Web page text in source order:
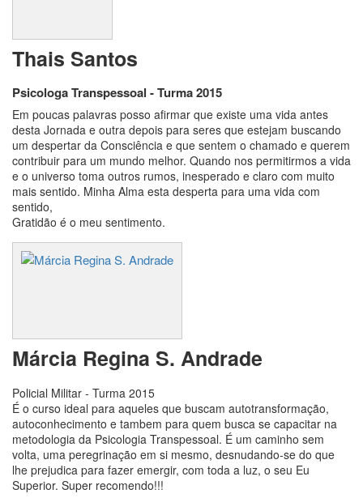
Thais Santos
Psicologa Transpessoal - Turma 2015
Em poucas palavras posso afirmar que existe uma vida antes
desta Jornada e outra depois para seres que estejam buscando
um despertar da Consciência e que sentem o chamado e querem
contribuir para um mundo melhor. Quando nos permitirmos a vida
e o universo toma outros rumos, inesperado e claro com muito
mais sentido. Minha Alma esta desperta para uma vida com
sentido,
Gratidão é o meu sentimento.
Márcia Regina S. Andrade
Policial Militar - Turma 2015
É o curso ideal para aqueles que buscam autotransformação,
autoconhecimento e tambem para quem busca se capacitar na
metodologia da Psicologia Transpessoal. É um caminho sem
volta, uma peregrinação em si mesmo, desnudando-se do que
lhe prejudica para fazer emergir, com toda a luz, o seu Eu
Superior. Super recomendo!!!